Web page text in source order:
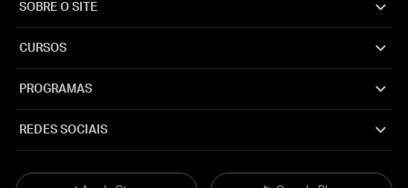
SOBRE O SITE
CURSOS
PROGRAMAS
REDES SOCIAIS